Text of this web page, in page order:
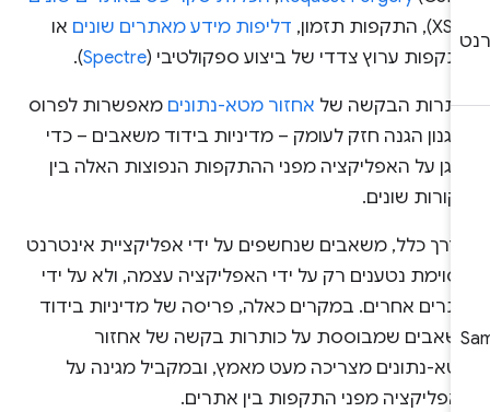
דליפות מידע מאתרים שוניםאו
ערוץ צדדי של ביצוע ספקולטיבי (Spectre
).
הבקשה שלאחזור מטא-נתוניםמאפשרות לפרוס
הגנה חזק לעומק – מדיניות בידוד משאבים – כדי
על האפליקציה מפני ההתקפות הנפוצות האלה בין
שונים.
כלל, משאבים שנחשפים על ידי אפליקציית אינטרנט
נטענים רק על ידי האפליקציה עצמה, ולא על ידי
אחרים. במקרים כאלה, פריסה של מדיניות בידוד
שמבוססת על כותרות בקשה של אחזור
נתונים מצריכה מעט מאמץ, ובמקביל מגינה על
מפני התקפות בין אתרים.